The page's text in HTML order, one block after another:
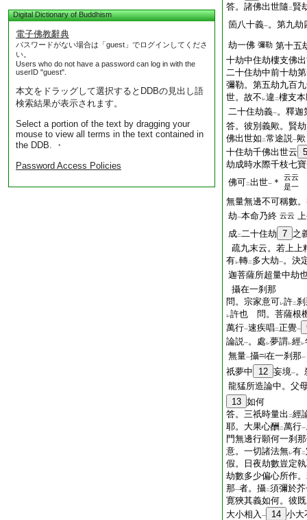
Digital Dictionary of Buddhism
電子佛教辭典
パスワードがない場合は「guest」でログインしてくださ
い。
Users who do not have a password can log in with the
userID "guest".
本文をドラッグして選択するとDDBの見出し語
検索結果が表示されます。
Select a portion of the text by dragging your
mouse to view all terms in the text contained in
the DDB. ・
Password Access Policies
答。諸佛出世隨 二賢
箇八十義一。第九劫
劫一佛 彌勒 第十五
十劫中住劫樓支佛
二十住劫中前十劫
彌勒。第五劫九百
世。故不 レ違 二樓支
二十住劫義一。釋迦
答。彼別義歟。賢
佛出世如 二常途説一
十住劫千佛出世云 5
劫成時水際千枝七
佛可二出世一 ＊
云云
是一
無量無邊不可稱數
劫一本命乃終 云云
成二二十住劫 7 之
疏九末云。若上上
有レ轉二 多大劫一。決
迦菩薩所超量中劫
攝在一刹那
問。宗家意可レ許二
レ許也 問。菩薩根
萬行一速疾唱二正覺一
論説一。處 レ夢謂レ經レ
無量一攝 在一刹那一
祇夢中 12 妄境一。
龍猛所造論中。父
13 如何
答。三祇時量出 二經
耶。大果心酬 二萬行一
門無邊行願何一刹
意。一切諸法無レ有二
假。日夜劫數豈定
劫數多少偏心所作
那一者。攝二須彌於
寛狹其義如何。彼
大小相入 一 14 小大